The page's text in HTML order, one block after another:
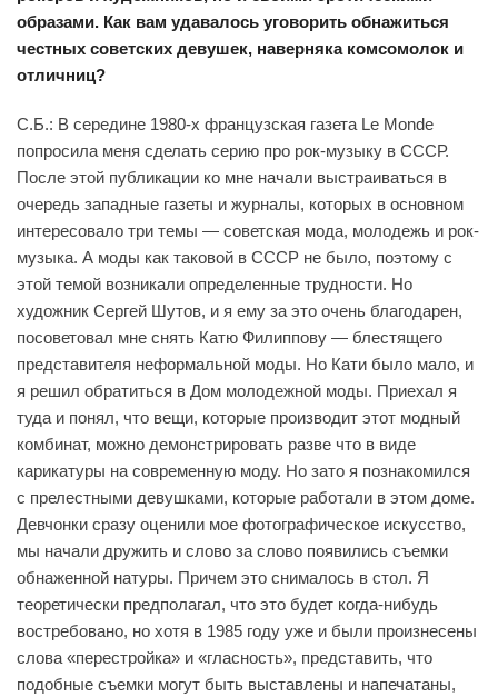
образами. Как вам удавалось уговорить обнажиться
честных советских девушек, наверняка комсомолок и
отличниц?
С.Б.: В середине 1980-х французская газета Le Monde
попросила меня сделать серию про рок-музыку в СССР.
После этой публикации ко мне начали выстраиваться в
очередь западные газеты и журналы, которых в основном
интересовало три темы — советская мода, молодежь и рок-
музыка. А моды как таковой в СССР не было, поэтому с
этой темой возникали определенные трудности. Но
художник Сергей Шутов, и я ему за это очень благодарен,
посоветовал мне снять Катю Филиппову — блестящего
представителя неформальной моды. Но Кати было мало, и
я решил обратиться в Дом молодежной моды. Приехал я
туда и понял, что вещи, которые производит этот модный
комбинат, можно демонстрировать разве что в виде
карикатуры на современную моду. Но зато я познакомился
с прелестными девушками, которые работали в этом доме.
Девчонки сразу оценили мое фотографическое искусство,
мы начали дружить и слово за слово появились съемки
обнаженной натуры. Причем это снималось в стол. Я
теоретически предполагал, что это будет когда-нибудь
востребовано, но хотя в 1985 году уже и были произнесены
слова «перестройка» и «гласность», представить, что
подобные съемки могут быть выставлены и напечатаны,